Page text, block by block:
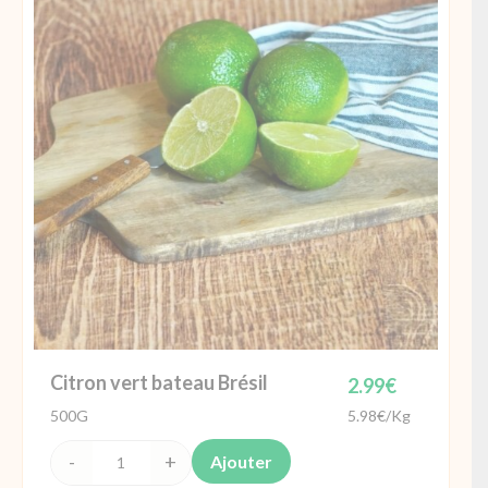
Citron vert bateau Brésil 2.99€
500G 5.98€/Kg
quantité
Ajouter